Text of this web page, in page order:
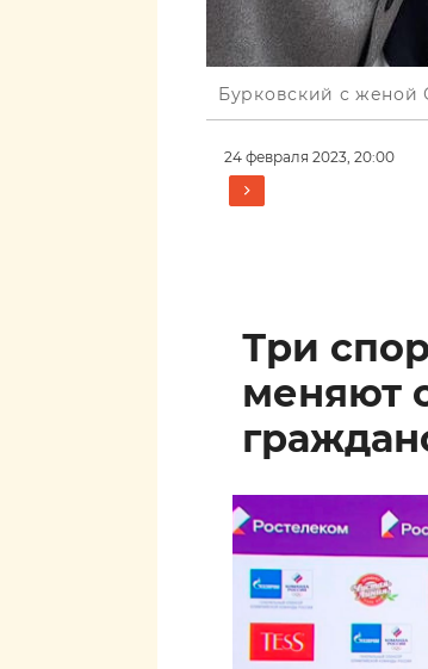
Бурковский с женой
24 февраля 2023, 20:00
Три
меняют